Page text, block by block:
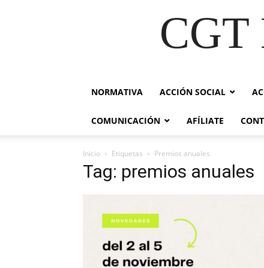
CGT
NORMATIVA ACCIÓN SOCIAL
COMUNICACIÓN AFÍLIATE
Inicio Etiquetas Premios anuales
Tag: premios anuales